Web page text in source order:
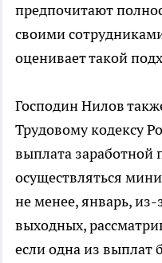
предпочитают
своими
оценивает такой
Господин Нилов
Трудовому кодексу
выплата заработной
осуществляться
не менее, январь,
выходных,
если одна из выплат